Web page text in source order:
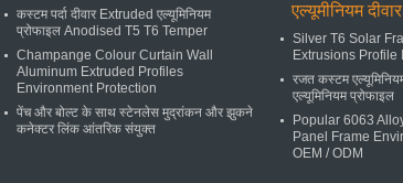
कस्टम पर्दा दीवार Extruded एल्यूमिनियम
प्रोफाइल Anodised T5 T6 Temper
Champange Colour Curtain Wall
Aluminum Extruded Profiles
Environment Protection
पेंच और बोल्ट के साथ स्टेनलेस मुद्रांकन और झुकने
कनेक्टर लिंक आंतरिक संयुक्त
एल्यूमीनियम
Silver T6 Solar
Extrusions Profile
रजत कस्टम
एल्यूमिनियम प्रोफाइल
Popular 6063
Panel Frame
OEM / ODM